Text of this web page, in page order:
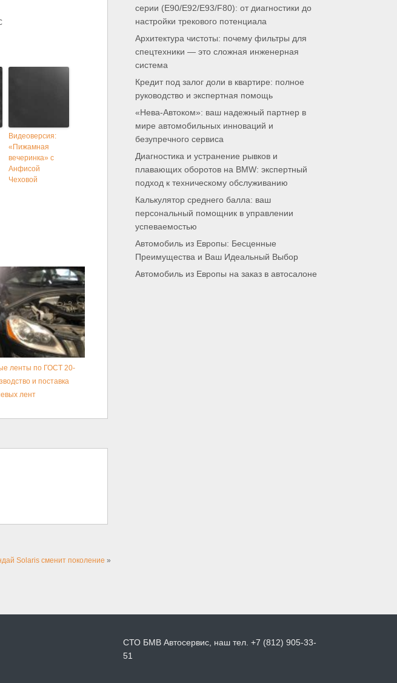
Видеоверсия:
«Пижамная
вечеринка» с
Анфисой
Чеховой
ленты по ГОСТ 20-
и поставка
лент
Solaris сменит поколение »
серии (E90/E92/E93/F80): от диагностики до
настройки трекового потенциала
Архитектура чистоты: почему фильтры для
спецтехники — это сложная инженерная
система
Кредит под залог доли в квартире: полное
руководство и экспертная помощь
«Нева-Автоком»: ваш надежный партнер в
мире автомобильных инноваций и
безупречного сервиса
Диагностика и устранение рывков и
плавающих оборотов на BMW: экспертный
подход к техническому обслуживанию
Калькулятор среднего балла: ваш
персональный помощник в управлении
успеваемостью
Автомобиль из Европы: Бесценные
Преимущества и Ваш Идеальный Выбор
Автомобиль из Европы на заказ в автосалоне
СТО БМВ Автосервис, наш тел. +7 (812) 905-33-
51